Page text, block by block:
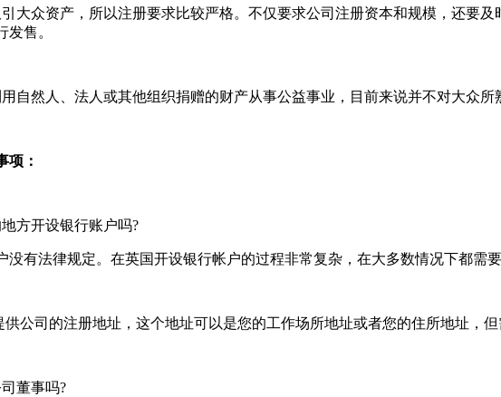
众资产，所以注册要求比较严格。不仅要求公司注册资本和规模，还要及
售。
然人、法人或其他组织捐赠的财产从事公益事业，目前来说并不对大众所
：
方开设银行账户吗?
法律规定。在英国开设银行帐户的过程非常复杂，在大多数情况下都需要
司的注册地址，这个地址可以是您的工作场所地址或者您的住所地址，但
董事吗?